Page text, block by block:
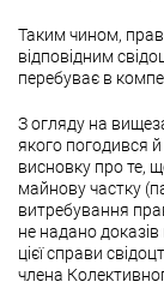
Таким чином,
відповідним
перебуває в
З огляду на
якого погодився
висновку про те,
майнову частку
витребування
не надано
цієї справи
члена